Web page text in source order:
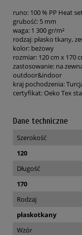
runo: 100 % PP Heat
grubość: 5 mm
waga: 1 300 gr/m²
rodzaj: płasko tkany,
kolor: beżowy
rozmiar: 120 cm x 170
zastosowanie: na
outdoor&indoor
kraj pochodzenia:
certyfikat: Oeko Tex
Dane techniczne
Szerokość
120
Długość
170
Rodzaj
płaskotkany
Wzór